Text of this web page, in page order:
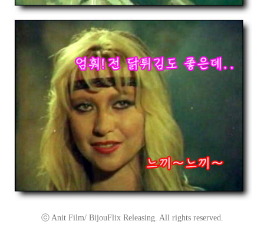
ⓒ Anit Film/ BijouFlix Releasing. All rights reserved.